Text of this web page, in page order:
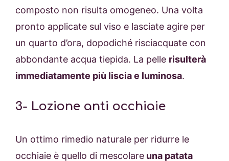
composto non risulta omogeneo. Una volta
pronto applicate sul viso e lasciate agire per
un quarto d’ora, dopodiché risciacquate con
abbondante acqua tiepida. La pelle risulterà
immediatamente più liscia e luminosa.
3- Lozione anti occhiaie
Un ottimo rimedio naturale per ridurre le
occhiaie è quello di mescolare una patata